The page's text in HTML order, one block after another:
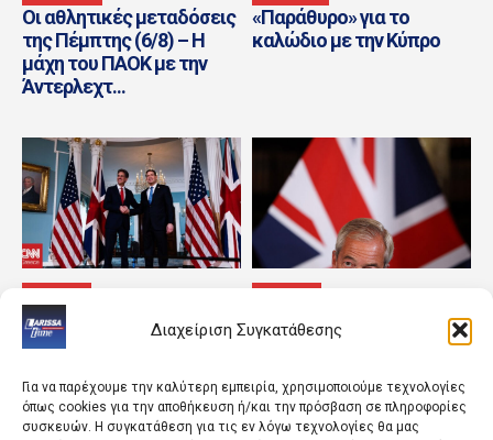
Διαχείριση Συγκατάθεσης
Για να παρέχουμε την καλύτερη εμπειρία, χρησιμοποιούμε τεχνολογίες
όπως cookies για την αποθήκευση ή/και την πρόσβαση σε πληροφορίες
συσκευών. Η συγκατάθεση για τις εν λόγω τεχνολογίες θα μας
Οι αθλητικές μεταδόσεις
της Πέμπτης (6/8) – Η
μάχη του ΠΑΟΚ με την
Άντερλεχτ...
«Παράθυρο» για το
καλώδιο με την Κύπρο
ΚΟΣΜΟΣ
Η ασφάλεια Ευρώπης και
Ουκρανίας κυριάρχησαν
ΗΠΑ και...
ΚΟΣΜΟΣ
«Ο εχθρός του εχθρού
μου» – Το φαινόμενο
ψυχόδραμα στη...